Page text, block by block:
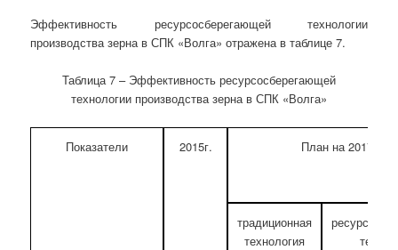
Эффективность ресурсосберегающей технологии
производства зерна в СПК «Волга» отражена в таблице 7.
Таблица 7 – Эффективность ресурсосберегающей
технологии производства зерна в СПК «Волга»
Показатели 2015г. План на 2017 г.
традиционная
технология